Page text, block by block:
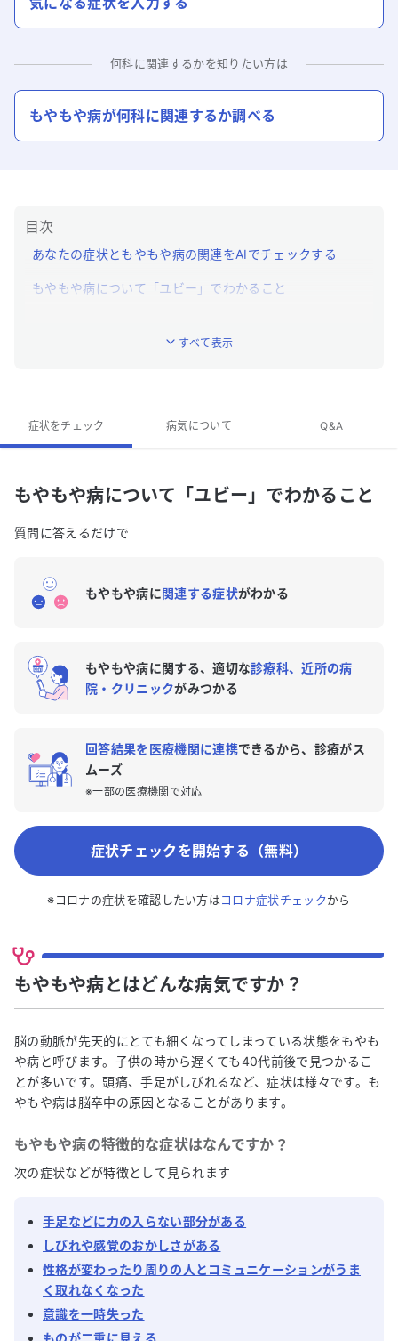
何科に関連するかを知りたい方は
もやもや病が何科に関連するか調べる
目次
あなたの症状ともやもや病の関連をAIでチェックする
もやもや病について「ユビー」でわかること
もやもや病の専門医がいる近くの病院はありますか？
すべて表示
症状をチェック 病気について Q&A
もやもや病について「ユビー」でわかること
質問に答えるだけで
もやもや病に関連する症状がわかる
もやもや病に関する、適切な診療科、近所の病
院・クリニックがみつかる
回答結果を医療機関に連携できるから、診療がス
ムーズ
※一部の医療機関で対応
症状チェックを開始する（無料）
※コロナの症状を確認したい方はコロナ症状チェックから
もやもや病とはどんな病気ですか？
脳の動脈が先天的にとても細くなってしまっている状態をもやも
や病と呼びます。子供の時から遅くても40代前後で見つかるこ
とが多いです。頭痛、手足がしびれるなど、症状は様々です。も
やもや病は脳卒中の原因となることがあります。
もやもや病の特徴的な症状はなんですか？
次の症状などが特徴として見られます
手足などに力の入らない部分がある
しびれや感覚のおかしさがある
性格が変わったり周りの人とコミュニケーションがうま
く取れなくなった
意識を一時失った
ものが二重に見える